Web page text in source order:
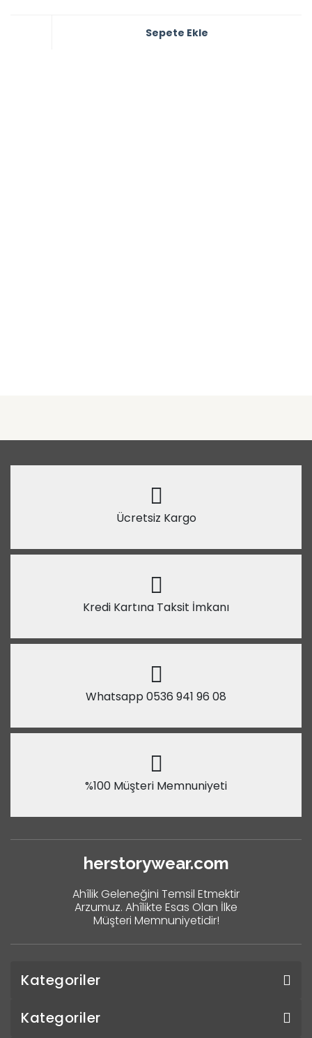
Sepete Ekle
Ücretsiz Kargo
Kredi Kartına Taksit İmkanı
Whatsapp 0536 941 96 08
%100 Müşteri Memnuniyeti
herstorywear.com
Ahîlik Geleneğini Temsil Etmektir
Arzumuz. Ahîlikte Esas Olan İlke
Müşteri Memnuniyetidir!
Kategoriler
Kategoriler